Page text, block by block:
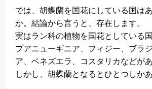
では、胡蝶蘭を国花にしている国は
か。結論から言うと、存在します。
実はラン科の植物を国花としている
プアニューギニア、フィジー、ブラ
ア、ベネズエラ、コスタリカなどがあ
しかし、胡蝶蘭となるとひとつしか